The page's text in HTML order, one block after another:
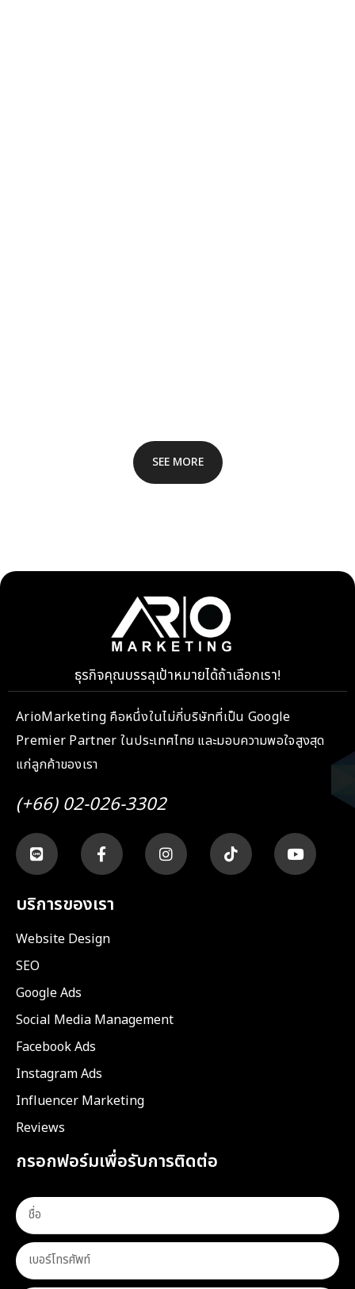
SEE MORE
ธุรกิจคุณบรรลุเป้าหมายได้ถ้าเลือกเรา!
ArioMarketing คือหนึ่งในไม่กี่บริษัทที่เป็น Google
Premier Partner ในประเทศไทย และมอบความพอใจสูงสุด
แก่ลูกค้าของเรา
(+66) 02-026-3302
บริการของเรา
Website Design
SEO
Google Ads
Social Media Management
Facebook Ads
Instagram Ads
Influencer Marketing
Reviews
กรอกฟอร์มเพื่อรับการติดต่อ